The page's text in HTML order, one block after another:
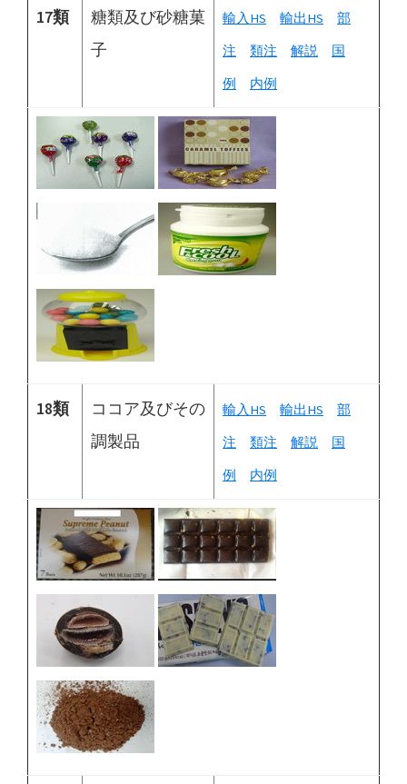
17類
糖類及び砂糖菓
子
輸入HS 輸出HS
部
注
類注 解説
国
例
内例
18類
ココア及びその
調製品
輸入HS 輸出HS
部
注
類注 解説
国
例
内例